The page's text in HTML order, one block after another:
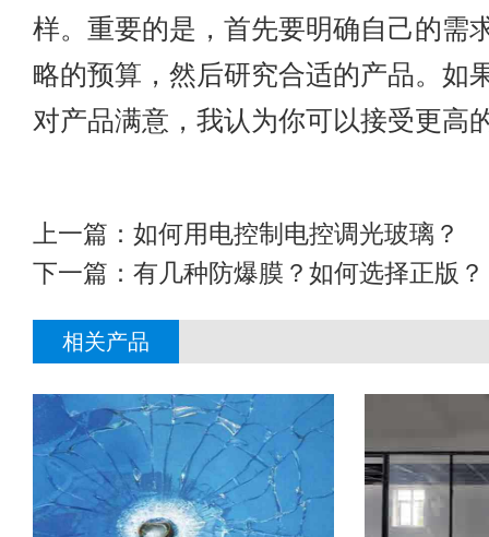
样。重要的是，首先要明确自己的需
略的预算，然后研究合适的产品。如
对产品满意，我认为你可以接受更高
上一篇： 如何用电控制电控调光玻璃？
下一篇： 有几种防爆膜？如何选择正版？
相关产品